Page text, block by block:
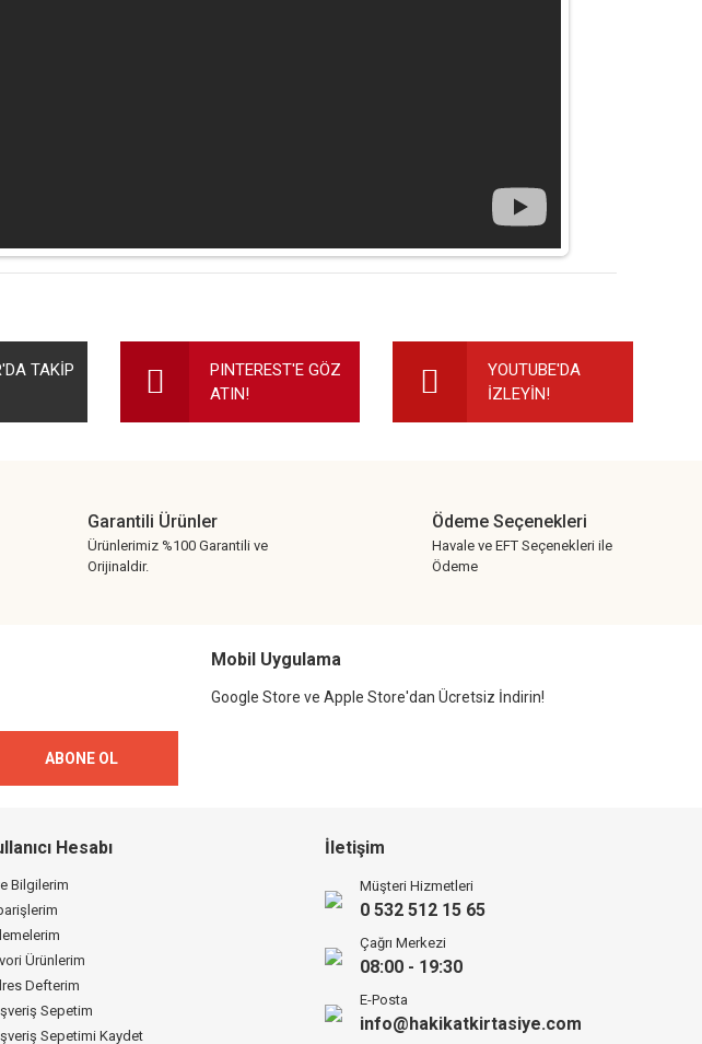
yapın!
TAKİP
PINTEREST'E GÖZ
ATIN!
YOUTUBE'DA
İZLEYİN!
Garantili Ürünler
Ürünlerimiz %100 Garantili ve
Orijinaldir.
Ödeme Seçenekleri
Havale ve EFT Seçenekleri ile
Ödeme
ABONE OL
Mobil Uygulama
Google Store ve Apple Store'dan Ücretsiz İndirin!
Hesabı
Bilgilerim
Ürünlerim
Defterim
Sepetim
Sepetimi Kaydet
İletişim
Müşteri Hizmetleri
0 532 512 15 65
Çağrı Merkezi
08:00 - 19:30
E-Posta
info@hakikatkirtasiye.com